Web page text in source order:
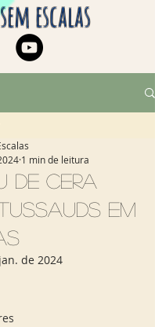
escalas
de cera
em
1 min de leitura
de 2024